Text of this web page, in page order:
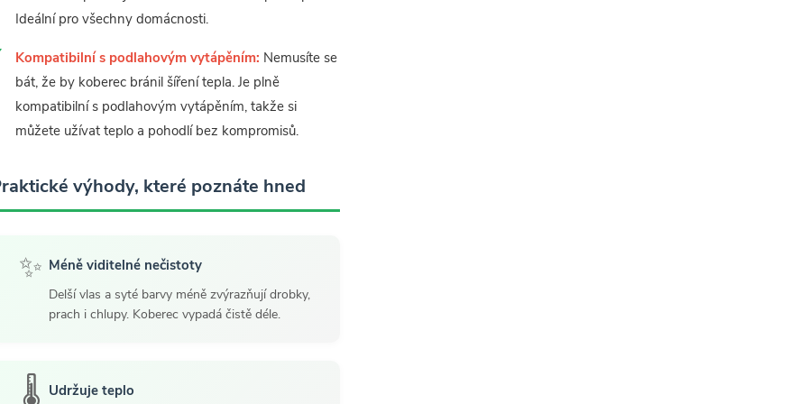
Ideální pro všechny domácnosti.
Kompatibilní s podlahovým vytápěním: Nemusíte se
bát, že by koberec bránil šíření tepla. Je plně
kompatibilní s podlahovým vytápěním, takže si
můžete užívat teplo a pohodlí bez kompromisů.
výhody, které poznáte hned
✨ Méně viditelné nečistoty
Delší vlas a syté barvy méně zvýrazňují drobky,
prach i chlupy. Koberec vypadá čistě déle.
🌡️ Udržuje teplo